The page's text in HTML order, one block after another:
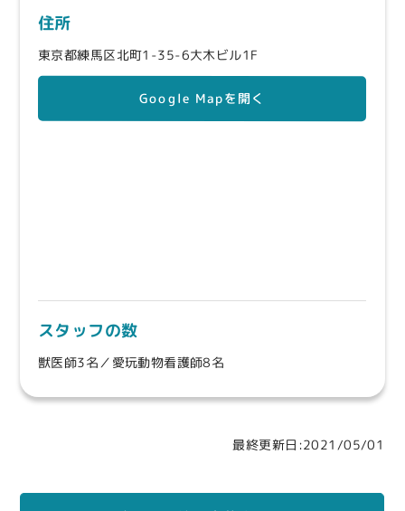
住所
東京都練馬区北町1-35-6大木ビル1F
Google Mapを開く
スタッフの数
獣医師3名／愛玩動物看護師8名
最終更新日:2021/05/01